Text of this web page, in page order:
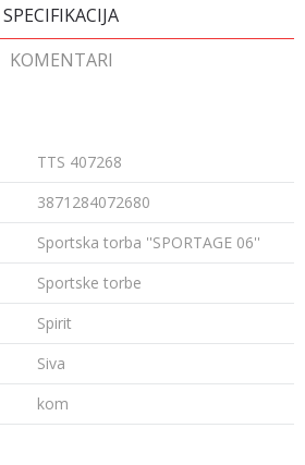
SPECIFIKACIJA
KOMENTARI
TTS 407268
3871284072680
Sportska torba ''SPORTAGE 06''
Sportske torbe
Spirit
Siva
kom